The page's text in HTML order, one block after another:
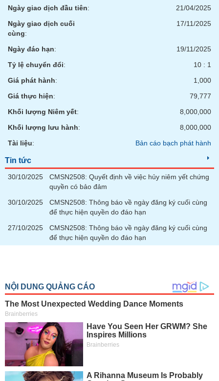
Ngày giao dịch đầu tiên:
21/04/2025
Ngày giao dịch cuối
cùng:
17/11/2025
Ngày đáo hạn:
19/11/2025
Tỷ lệ chuyển đổi:
10 : 1
Giá phát hành:
1,000
Giá thực hiện:
79,777
Khối lượng Niêm yết:
8,000,000
Khối lượng lưu hành:
8,000,000
Tài liệu: Bản cáo bạch phát hành
Tin tức
30/10/2025
CMSN2508: Quyết định về việc hủy niêm yết chứng
quyền có bảo đảm
30/10/2025
CMSN2508: Thông báo về ngày đăng ký cuối cùng
để thực hiện quyền do đáo hạn
27/10/2025
CMSN2508: Thông báo về ngày đăng ký cuối cùng
để thực hiện quyền do đáo hạn